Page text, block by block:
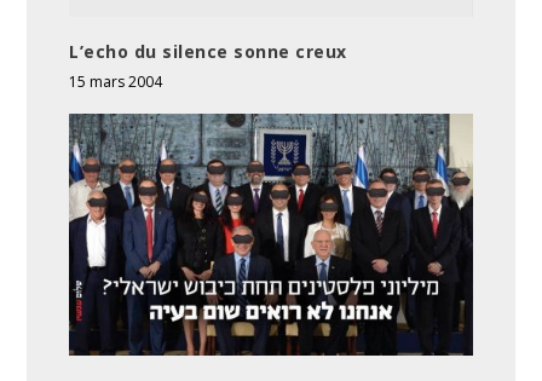
L’echo du silence sonne creux
15 mars 2004